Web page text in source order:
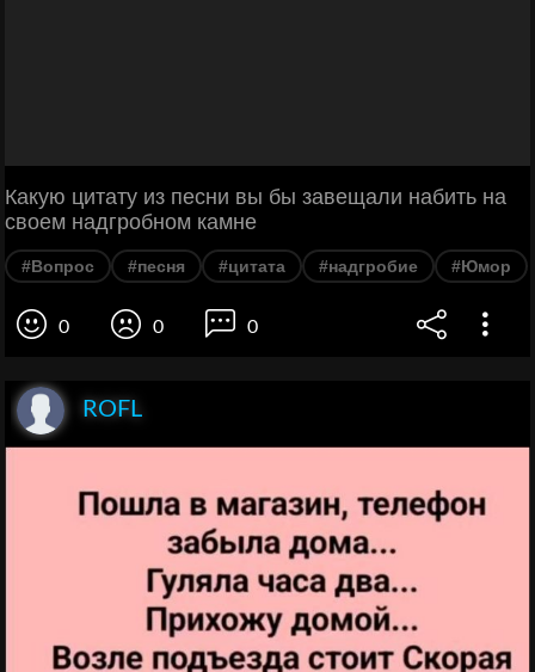
Какую цитату из песни вы бы завещали набить на
своем надгробном камне
#Вопрос #песня #цитата #надгробие #Юмор
0 0 0
ROFL